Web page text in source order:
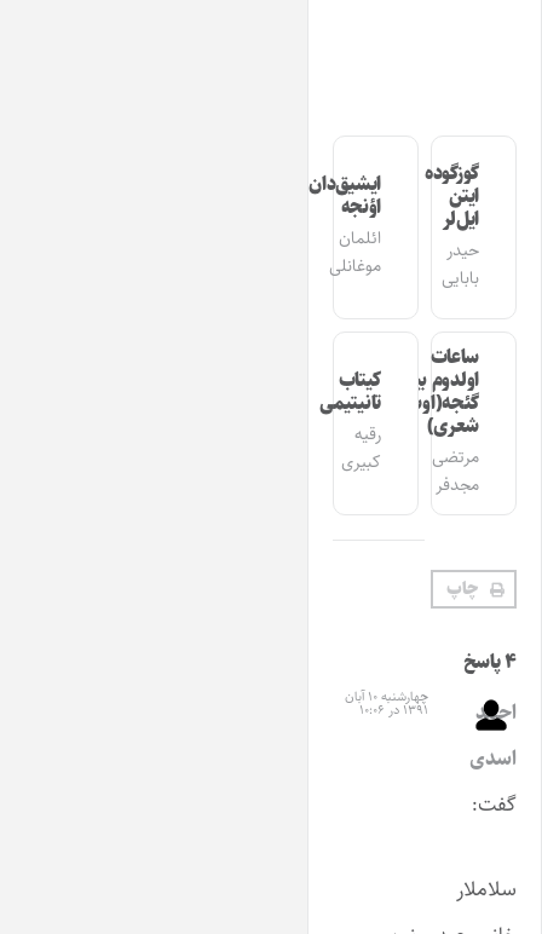
گوزگوده
ایتن
ایل‌لر
حیدر
بابایی
ایشیق‌دان
اؤنجه
ائلمان
موغانلی
ساعات
اولدوم بیر
گئجه(اوشاق
شعری)
مرتضی
مجدفر
کیتاب
تانیتیمی
رقیه
کبیری
چاپ
۴ پاسخ
احمد
اسدی
گفت:
چهارشنبه ۱۰ آبان
۱۳۹۱ در ۱۰:۰۶
سلاملار